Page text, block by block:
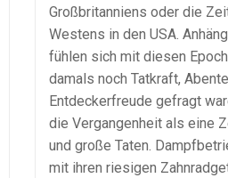
Großbritanniens oder die
Westens in den USA.
fühlen sich mit diesen
damals noch Tatkraft,
Entdeckerfreude gefragt
die Vergangenheit als eine
und große Taten.
mit ihren riesigen